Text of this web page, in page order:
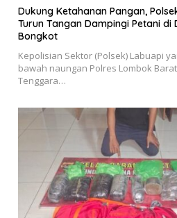
Dukung Ketahanan Pangan,
Turun Tangan Dampingi Petani di
Bongkot
Kepolisian Sektor (Polsek) Labuapi
bawah naungan Polres Lombok
Tenggara…